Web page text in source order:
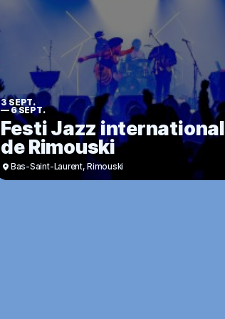
3 SEPT.
—6 SEPT.
Festi Jazz international
de Rimouski
Bas-Saint-Laurent, Rimouski